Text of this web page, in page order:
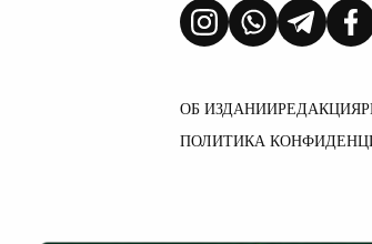
ОБ ИЗДАНИИРЕДАКЦИЯ
ПОЛИТИКА